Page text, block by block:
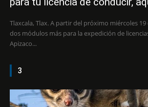
Tlaxcala, Tlax. A partir del próximo miércoles
dos módulos más para la expedición de
Apizaco...
3